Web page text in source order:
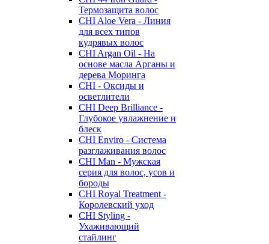
Термозащита волос
CHI Aloe Vera - Линия
для всех типов
кудрявых волос
CHI Argan Oil - На
основе масла Арганы и
дерева Моринга
CHI - Оксиды и
осветлители
CHI Deep Brilliance -
Глубокое увлажнение и
блеск
CHI Enviro - Система
разглаживания волос
CHI Man - Мужская
серия для волос, усов и
бороды
CHI Royal Treatment -
Королевский уход
CHI Styling -
Ухаживающий
стайлинг